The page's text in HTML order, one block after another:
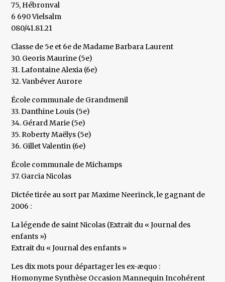
75, Hébronval
6 690 Vielsalm
080/41.81.21
Classe de 5e et 6e de Madame Barbara Laurent
30. Georis Maurine (5e)
31. Lafontaine Alexia (6e)
32. Vanbéver Aurore
École communale de Grandmenil
33. Danthine Louis (5e)
34. Gérard Marie (5e)
35. Roberty Maëlys (5e)
36. Gillet Valentin (6e)
École communale de Michamps
37. Garcia Nicolas
Dictée tirée au sort par Maxime Neerinck, le gagnant de
2006 :
La légende de saint Nicolas (Extrait du « Journal des
enfants »)
Extrait du « Journal des enfants »
Les dix mots pour départager les ex-æquo :
Homonyme Synthèse Occasion Mannequin Incohérent